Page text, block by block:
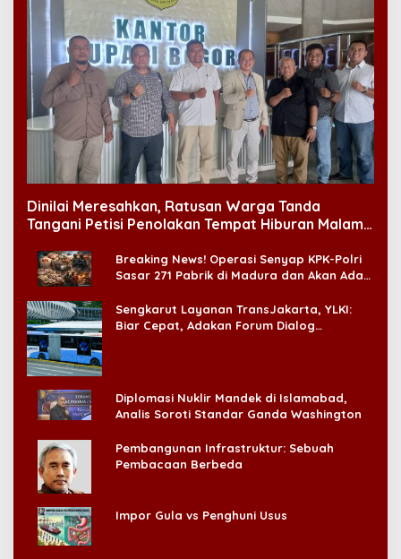
Dinilai Meresahkan, Ratusan Warga Tanda
Tangani Petisi Penolakan Tempat Hiburan Malam
Breaking News! Operasi Senyap KPK-Polri
Sasar 271 Pabrik di Madura dan Akan Ada
Sengkarut Layanan TransJakarta, YLKI:
Biar Cepat, Adakan Forum Dialog
Diplomasi Nuklir Mandek di Islamabad,
Analis Soroti Standar Ganda Washington
Pembangunan Infrastruktur: Sebuah
Pembacaan Berbeda
Impor Gula vs Penghuni Usus